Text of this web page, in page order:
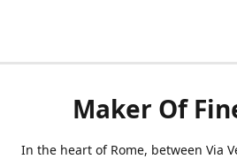
Maker Of
In the heart of Rome, between Via